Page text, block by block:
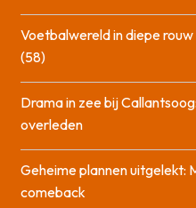
Voetbalwereld in diepe
(58)
Drama in zee bij
overleden
Geheime plannen uitgelekt:
comeback